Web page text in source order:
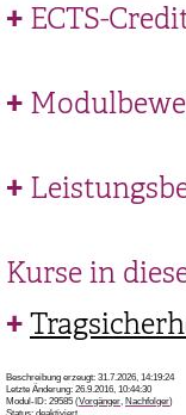
ECTS-
Kurse in
Beschreibung erzeugt: 31.7.2026, 14:19:24
Letzte Änderung: 26.9.2016, 10:44:30
Modul-ID: 29585 (Vorgänger, Nachfolger)